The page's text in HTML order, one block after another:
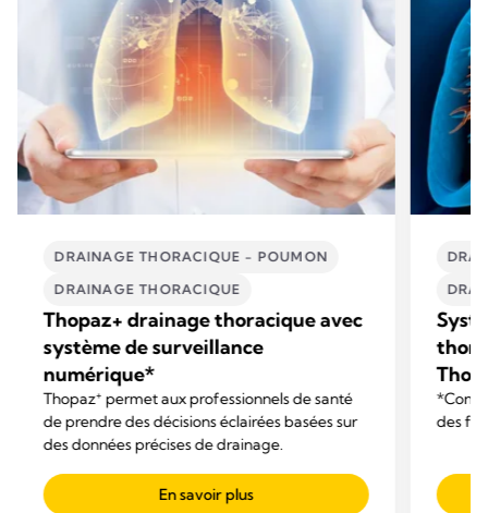
DRAINAGE THORACIQUE - POUMON
DRAINAGE THORACIQUE
Thopaz+ drainage thoracique avec
système de surveillance
numérique*
Thopaz+ permet aux professionnels de santé
de prendre des décisions éclairées basées sur
des données précises de drainage.
En savoir plus
des